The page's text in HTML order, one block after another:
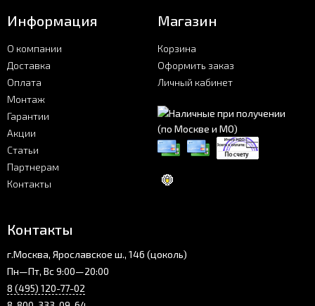
Информация
О компании
Доставка
Оплата
Монтаж
Гарантии
Акции
Статьи
Партнерам
Контакты
Магазин
Корзина
Оформить заказ
Личный кабинет
Контакты
г.Москва, Ярославское ш., 146 (цоколь)
Пн—Пт, Вс 9:00—20:00
8 (495) 120-77-02